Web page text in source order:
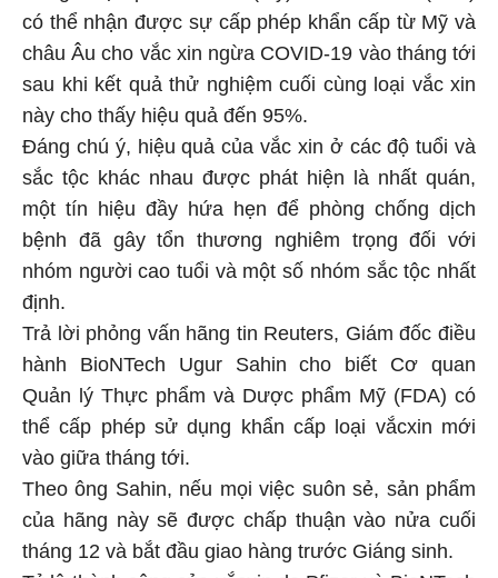
có thể nhận được sự cấp phép khẩn cấp từ Mỹ và
châu Âu cho vắc xin ngừa COVID-19 vào tháng tới
sau khi kết quả thử nghiệm cuối cùng loại vắc xin
này cho thấy hiệu quả đến 95%.
Đáng chú ý, hiệu quả của vắc xin ở các độ tuổi và
sắc tộc khác nhau được phát hiện là nhất quán,
một tín hiệu đầy hứa hẹn để phòng chống dịch
bệnh đã gây tổn thương nghiêm trọng đối với
nhóm người cao tuổi và một số nhóm sắc tộc nhất
định.
Trả lời phỏng vấn hãng tin Reuters, Giám đốc điều
hành BioNTech Ugur Sahin cho biết Cơ quan
Quản lý Thực phẩm và Dược phẩm Mỹ (FDA) có
thể cấp phép sử dụng khẩn cấp loại vắcxin mới
vào giữa tháng tới.
Theo ông Sahin, nếu mọi việc suôn sẻ, sản phẩm
của hãng này sẽ được chấp thuận vào nửa cuối
tháng 12 và bắt đầu giao hàng trước Giáng sinh.